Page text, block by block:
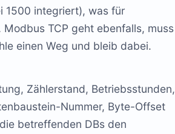
1500 integriert), was für
TCP geht ebenfalls, muss
einen Weg und bleib dabei.
Zählerstand, Betriebsstunden,
Nummer, Byte-Offset
betreffenden DBs den